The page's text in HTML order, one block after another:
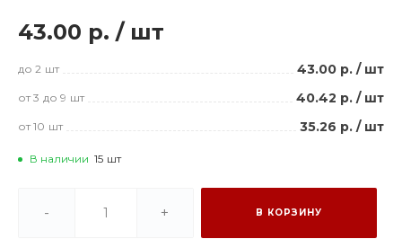
43.00 р. / шт
до 2 шт 43.00 р. / шт
от 3 до 9 шт 40.42 р. / шт
от 10 шт 35.26 р. / шт
В наличии 15 шт
- + В КОРЗИНУ